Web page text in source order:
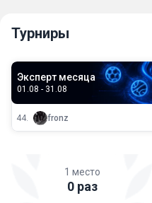
Турниры
Эксперт месяца
01.08 - 31.08
44. fronz
1 место
0 раз